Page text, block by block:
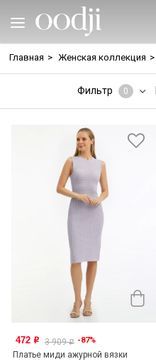
Главная > Женская коллекция >
Фильтр 0
472 o 3 909o -87%
Платье миди ажурной вязки